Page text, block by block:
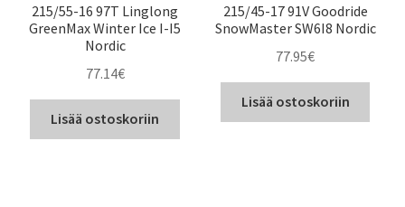
215/55-16 97T Linglong
GreenMax Winter Ice I-I5
Nordic
77.14€
Lisää ostoskoriin
215/45-17 91V Goodride
SnowMaster SW6I8 Nordic
77.95€
Lisää ostoskoriin